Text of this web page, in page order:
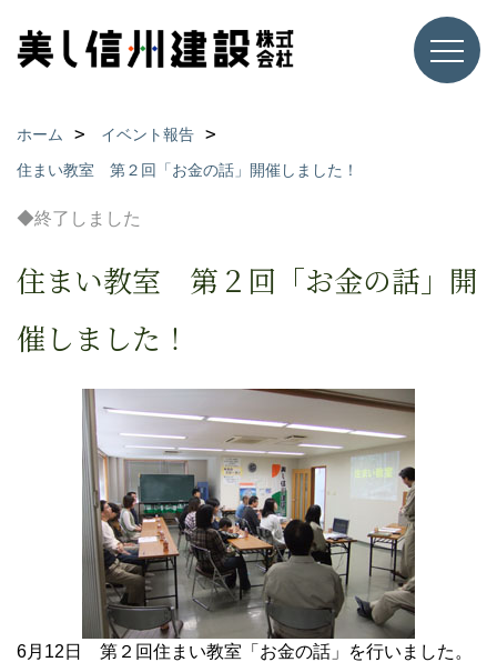
ホーム
イベント報告
住まい教室 第２回「お金の話」開催しました！
◆終了しました
住まい教室 第２回「お金の話」開
催しました！
6月12日 第２回住まい教室「お金の話」を行いました。